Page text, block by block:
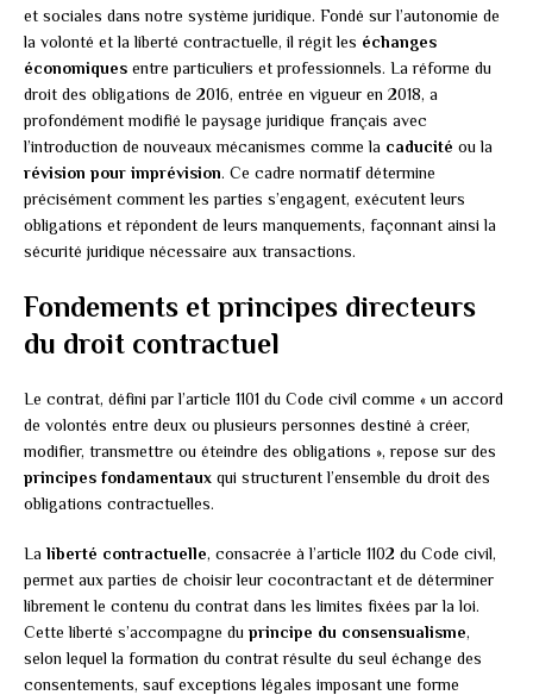
et sociales dans notre système juridique. Fondé sur l’autonomie de
la volonté et la liberté contractuelle, il régit les échanges
économiques entre particuliers et professionnels. La réforme du
droit des obligations de 2016, entrée en vigueur en 2018, a
profondément modifié le paysage juridique français avec
l’introduction de nouveaux mécanismes comme la caducité ou la
révision pour imprévision. Ce cadre normatif détermine
précisément comment les parties s’engagent, exécutent leurs
obligations et répondent de leurs manquements, façonnant ainsi la
sécurité juridique nécessaire aux transactions.
Fondements et principes directeurs
du droit contractuel
Le contrat, défini par l’article 1101 du Code civil comme « un accord
de volontés entre deux ou plusieurs personnes destiné à créer,
modifier, transmettre ou éteindre des obligations », repose sur des
principes fondamentaux qui structurent l’ensemble du droit des
obligations contractuelles.
La liberté contractuelle, consacrée à l’article 1102 du Code civil,
permet aux parties de choisir leur cocontractant et de déterminer
librement le contenu du contrat dans les limites fixées par la loi.
Cette liberté s’accompagne du principe du consensualisme,
selon lequel la formation du contrat résulte du seul échange des
consentements, sauf exceptions légales imposant une forme